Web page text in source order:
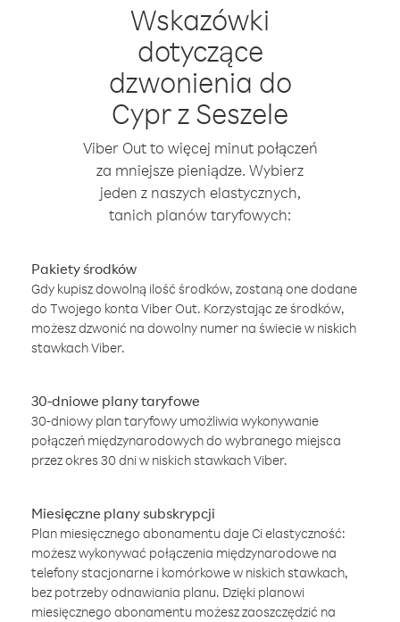
Wskazówki
dotyczące
dzwonienia do
Cypr z Seszele
Viber Out to więcej minut połączeń
za mniejsze pieniądze. Wybierz
jeden z naszych elastycznych,
tanich planów taryfowych:
Pakiety środków
Gdy kupisz dowolną ilość środków, zostaną one dodane
do Twojego konta Viber Out. Korzystając ze środków,
możesz dzwonić na dowolny numer na świecie w niskich
stawkach Viber.
30-dniowe plany taryfowe
30-dniowy plan taryfowy umożliwia wykonywanie
połączeń międzynarodowych do wybranego miejsca
przez okres 30 dni w niskich stawkach Viber.
Miesięczne plany subskrypcji
Plan miesięcznego abonamentu daje Ci elastyczność:
możesz wykonywać połączenia międzynarodowe na
telefony stacjonarne i komórkowe w niskich stawkach,
bez potrzeby odnawiania planu. Dzięki planowi
miesięcznego abonamentu możesz zaoszczędzić na